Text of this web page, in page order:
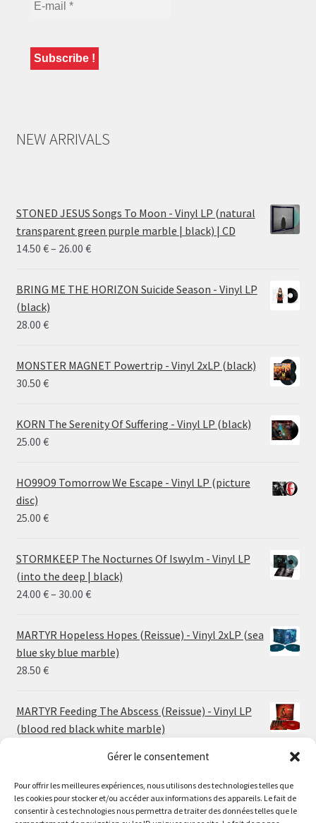
Gérer le consentement
Pour offrir les meilleures expériences, nous utilisons des technologies telles que
les cookies pour stocker et/ou accéder aux informations des appareils. Le fait de
consentir à ces technologies nous permettra de traiter des données telles que le
Le magasin de Lyon sera fermé du 30 juillet au 17 août
NEW ARRIVALS
STONED JESUS Songs To Moon - Vinyl LP (natural
transparent green purple marble | black) | CD
14.50 €– 26.00 €Price
14.50 €
BRING ME THE HORIZON Suicide Season - Vinyl LP
(black)
28.00 €
MONSTER MAGNET Powertrip - Vinyl 2xLP (black)
30.50 €
KORN The Serenity Of Suffering - Vinyl LP (black)
25.00 €
HO99O9 Tomorrow We Escape - Vinyl LP (picture
disc)
25.00 €
STORMKEEP The Nocturnes Of Iswylm - Vinyl LP
(into the deep | black)
24.00 €– 30.00 €Price
24.00 €
through
MARTYR Hopeless Hopes (Reissue) - Vinyl 2xLP (sea
blue sky blue marble)
28.50 €
MARTYR Feeding The Abscess (Reissue) - Vinyl LP
(blood red black white marble)
MARTYR Warp Zone (Reissue) - Vinyl LP (swamp
green orange marble)